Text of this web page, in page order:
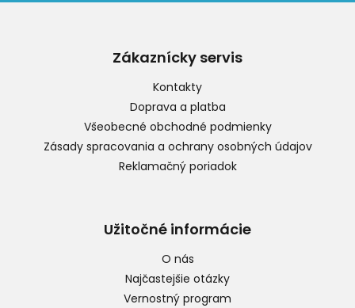
Zákaznícky servis
Kontakty
Doprava a platba
Všeobecné obchodné podmienky
Zásady spracovania a ochrany osobných údajov
Reklamačný poriadok
Užitočné informácie
O nás
Najčastejšie otázky
Vernostný program